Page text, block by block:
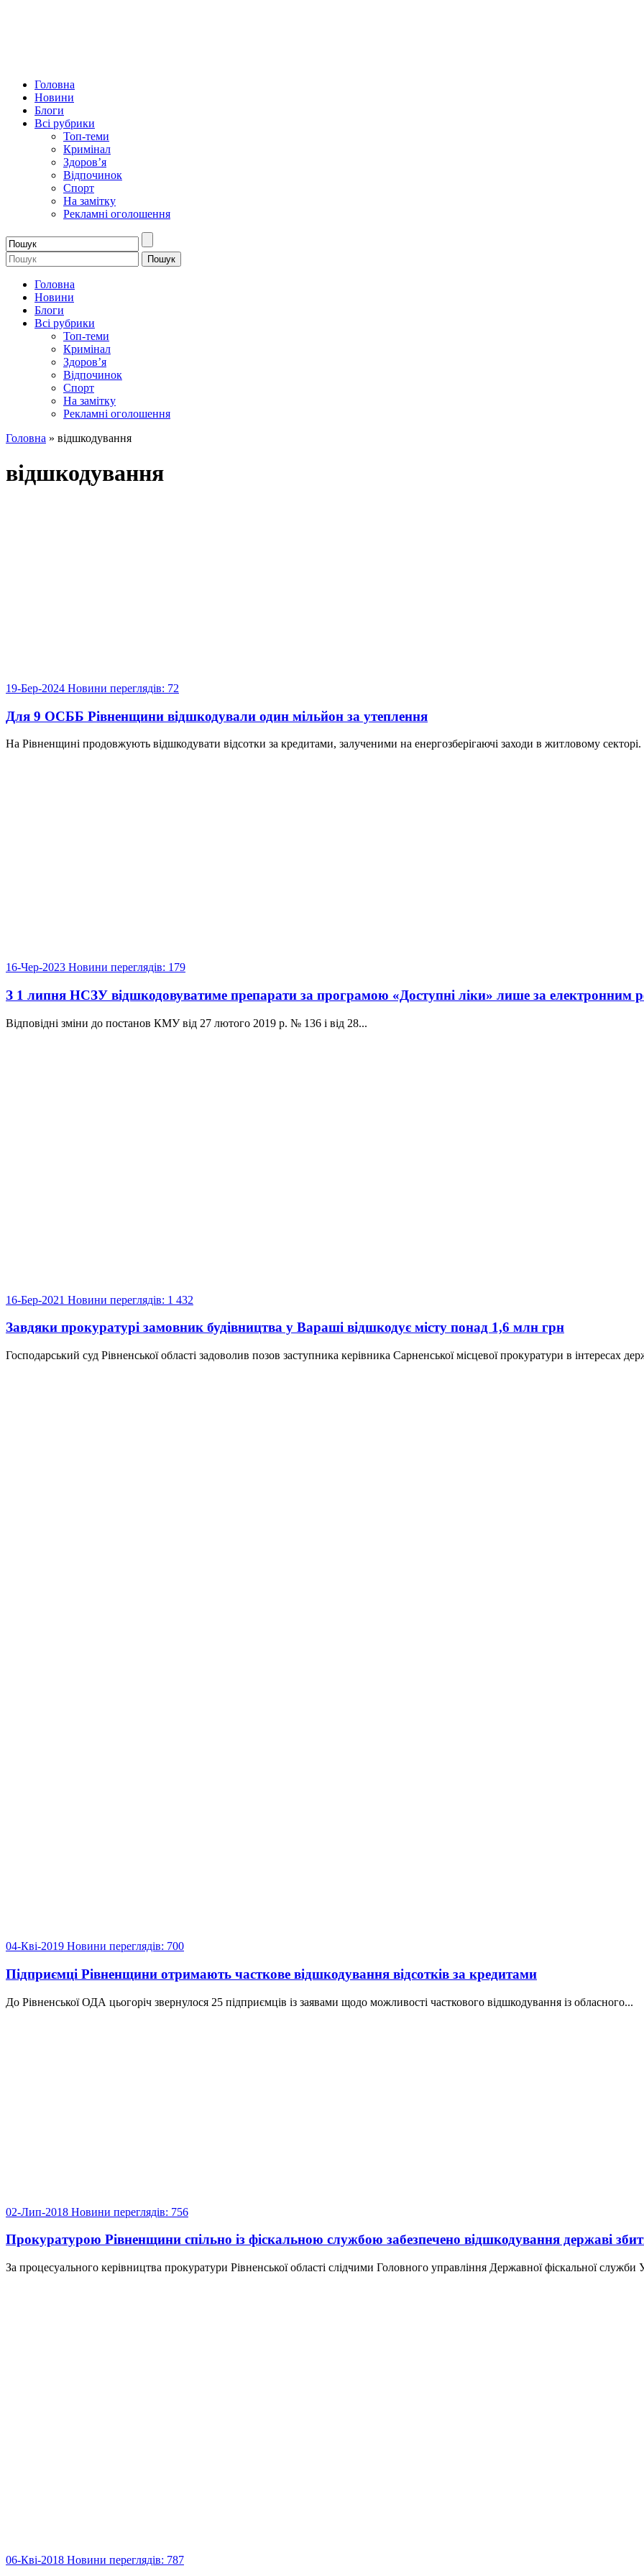
Головна
Новини
Блоги
Всі рубрики
Топ-теми
Кримінал
Здоров’я
Відпочинок
Спорт
На замітку
Рекламні оголошення
Головна
Новини
Блоги
Всі рубрики
Топ-теми
Кримінал
Здоров’я
Відпочинок
Спорт
На замітку
Рекламні оголошення
Головна » відшкодування
відшкодування
19-Бер-2024 Новини переглядів: 72
Для 9 ОСББ Рівненщини відшкодували один мільйон за утеплення
На Рівненщині продовжують відшкодувати відсотки за кредитами, залученими на енергозберігаючі заходи в житловому
16-Чер-2023 Новини переглядів: 179
З 1 липня НСЗУ відшкодовуватиме препарати за програмою «Доступні ліки» лише за електронним
Відповідні зміни до постанов КМУ від 27 лютого 2019 р. № 136 і від 28...
16-Бер-2021 Новини переглядів: 1 432
Завдяки прокуратурі замовник будівництва у Вараші відшкодує місту понад 1,6 млн грн
Господарський суд Рівненської області задоволив позов заступника керівника Сарненської місцевої прокуратури в інтересах
04-Кві-2019 Новини переглядів: 700
Підприємці Рівненщини отримають часткове відшкодування відсотків за кредитами
До Рівненської ОДА цьогоріч звернулося 25 підприємців із заявами щодо можливості часткового відшкодування із обласного...
02-Лип-2018 Новини переглядів: 756
Прокуратурою Рівненщини спільно із фіскальною службою забезпечено відшкодування державі
За процесуального керівництва прокуратури Рівненської області слідчими Головного управління Державної фіскальної служби
06-Кві-2018 Новини переглядів: 787